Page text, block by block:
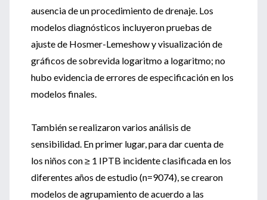
ausencia de un procedimiento de drenaje. Los
modelos diagnósticos incluyeron pruebas de
ajuste de Hosmer-Lemeshow y visualización de
gráficos de sobrevida logaritmo a logaritmo; no
hubo evidencia de errores de especificación en los
modelos finales.
También se realizaron varios análisis de
sensibilidad. En primer lugar, para dar cuenta de
los niños con ≥ 1 IPTB incidente clasificada en los
diferentes años de estudio (n=9074), se crearon
modelos de agrupamiento de acuerdo a las